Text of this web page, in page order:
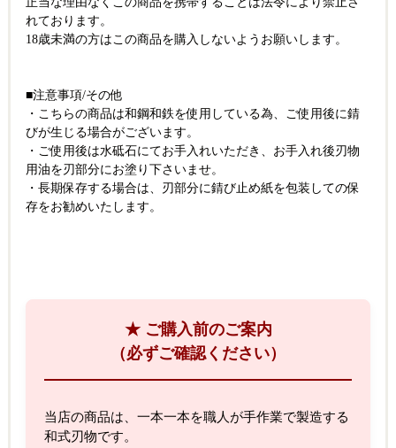
れております。
18歳未満の方はこの商品を購入しないようお願いします。
■注意事項/その他
・こちらの商品は和鋼和鉄を使用している為、ご使用後に錆
びが生じる場合がございます。
・ご使用後は水砥石にてお手入れいただき、お手入れ後刃物
用油を刃部分にお塗り下さいませ。
・長期保存する場合は、刃部分に錆び止め紙を包装しての保
存をお勧めいたします。
★ ご購入前のご案内
（必ずご確認ください）
当店の商品は、一本一本を職人が手作業で製造する
和式刃物です。